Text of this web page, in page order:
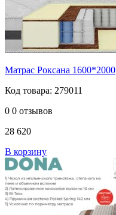
Матрас Роксана 1600*2000
Код товара: 279011
0 0 отзывов
28 620
В корзину